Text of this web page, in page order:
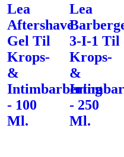
Lea
Aftershave
Gel Til
Krops-
&
Intimbarbering
- 100
Ml.
Lea
3-I-1 Til
Krops-
&
- 250
Ml.